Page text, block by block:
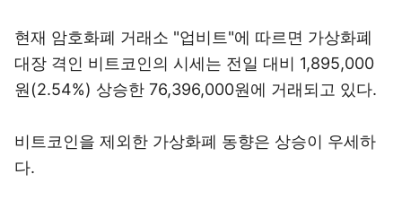
현재 암호화폐 거래소 "업비트"에 따르면 가상화폐
대장 격인 비트코인의 시세는 전일 대비 1,895,000
원(2.54%) 상승한 76,396,000원에 거래되고 있다.
비트코인을 제외한 가상화폐 동향은 상승이 우세하
다.